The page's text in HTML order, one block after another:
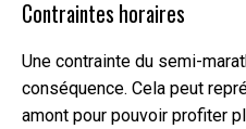
Contraintes horaires
Une contrainte du semi-
conséquence. Cela peut
amont pour pouvoir profiter